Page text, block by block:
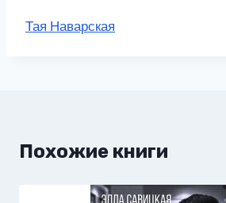
Метки
Тая Наварская
Похожие книги